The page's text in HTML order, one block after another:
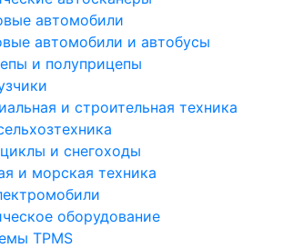
автомобили
автомобили и автобусы
и полуприцепы
и строительная техника
и снегоходы
и морская техника
оборудование
TPMS